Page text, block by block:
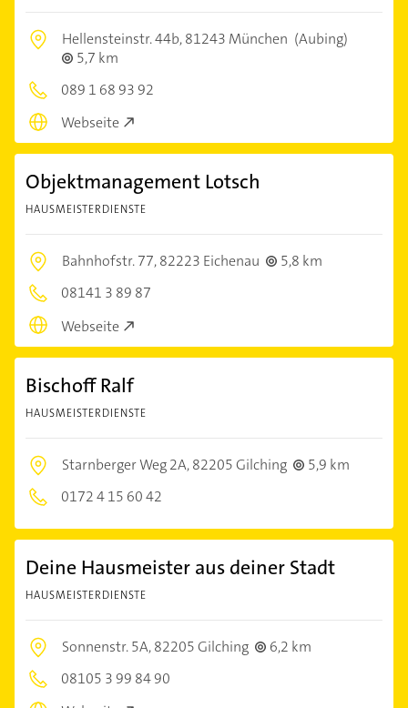
Hellensteinstr. 44b,81243 München (Aubing)
5,7 km
089 1 68 93 92
Webseite
Objektmanagement Lotsch
HAUSMEISTERDIENSTE
Bahnhofstr. 77,82223 Eichenau
5,8 km
08141 3 89 87
Webseite
Bischoff Ralf
HAUSMEISTERDIENSTE
Starnberger Weg 2A,82205 Gilching
5,9 km
0172 4 15 60 42
Deine Hausmeister aus deiner Stadt
HAUSMEISTERDIENSTE
Sonnenstr. 5A,82205 Gilching
6,2 km
08105 3 99 84 90